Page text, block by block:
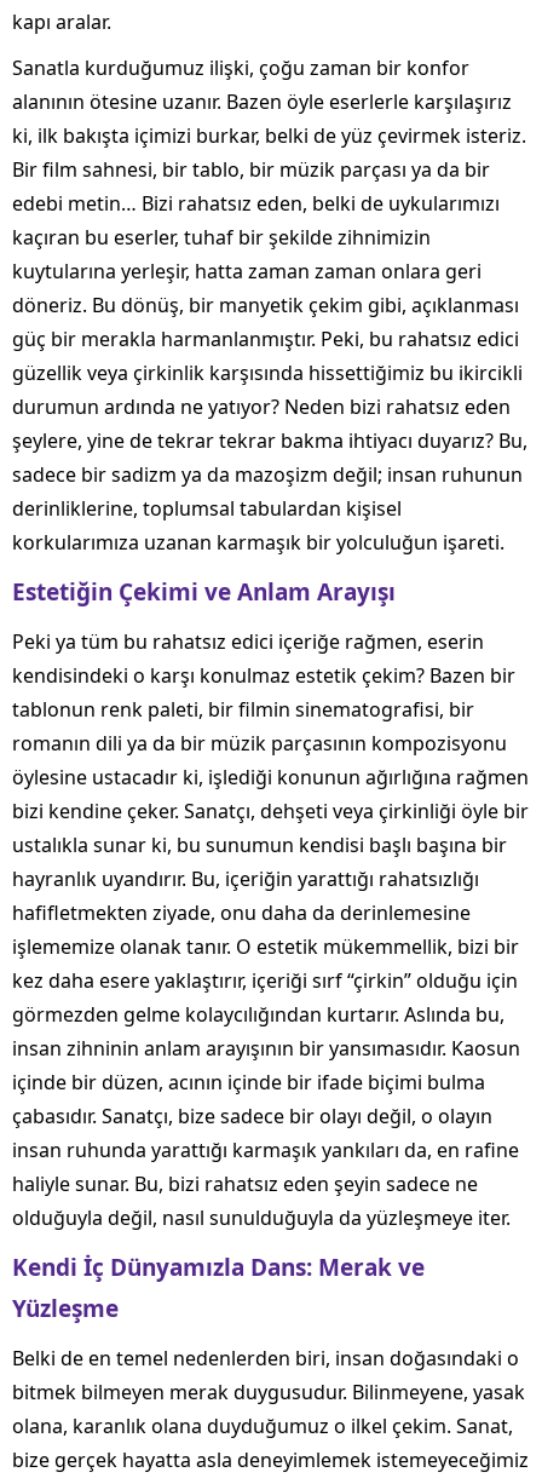
kapı aralar.
Sanatla kurduğumuz ilişki, çoğu zaman bir konfor
alanının ötesine uzanır. Bazen öyle eserlerle karşılaşırız
ki, ilk bakışta içimizi burkar, belki de yüz çevirmek isteriz.
Bir film sahnesi, bir tablo, bir müzik parçası ya da bir
edebi metin… Bizi rahatsız eden, belki de uykularımızı
kaçıran bu eserler, tuhaf bir şekilde zihnimizin
kuytularına yerleşir, hatta zaman zaman onlara geri
döneriz. Bu dönüş, bir manyetik çekim gibi, açıklanması
güç bir merakla harmanlanmıştır. Peki, bu rahatsız edici
güzellik veya çirkinlik karşısında hissettiğimiz bu ikircikli
durumun ardında ne yatıyor? Neden bizi rahatsız eden
şeylere, yine de tekrar tekrar bakma ihtiyacı duyarız? Bu,
sadece bir sadizm ya da mazoşizm değil; insan ruhunun
derinliklerine, toplumsal tabulardan kişisel
korkularımıza uzanan karmaşık bir yolculuğun işareti.
Estetiğin Çekimi ve Anlam Arayışı
Peki ya tüm bu rahatsız edici içeriğe rağmen, eserin
kendisindeki o karşı konulmaz estetik çekim? Bazen bir
tablonun renk paleti, bir filmin sinematografisi, bir
romanın dili ya da bir müzik parçasının kompozisyonu
öylesine ustacadır ki, işlediği konunun ağırlığına rağmen
bizi kendine çeker. Sanatçı, dehşeti veya çirkinliği öyle bir
ustalıkla sunar ki, bu sunumun kendisi başlı başına bir
hayranlık uyandırır. Bu, içeriğin yarattığı rahatsızlığı
hafifletmekten ziyade, onu daha da derinlemesine
işlememize olanak tanır. O estetik mükemmellik, bizi bir
kez daha esere yaklaştırır, içeriği sırf “çirkin” olduğu için
görmezden gelme kolaycılığından kurtarır. Aslında bu,
insan zihninin anlam arayışının bir yansımasıdır. Kaosun
içinde bir düzen, acının içinde bir ifade biçimi bulma
çabasıdır. Sanatçı, bize sadece bir olayı değil, o olayın
insan ruhunda yarattığı karmaşık yankıları da, en rafine
haliyle sunar. Bu, bizi rahatsız eden şeyin sadece ne
olduğuyla değil, nasıl sunulduğuyla da yüzleşmeye iter.
Kendi İç Dünyamızla Dans: Merak ve
Yüzleşme
Belki de en temel nedenlerden biri, insan doğasındaki o
bitmek bilmeyen merak duygusudur. Bilinmeyene, yasak
olana, karanlık olana duyduğumuz o ilkel çekim. Sanat,
bize gerçek hayatta asla deneyimlemek istemeyeceğimiz